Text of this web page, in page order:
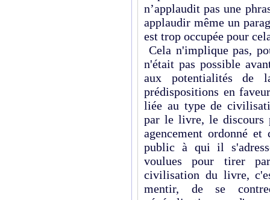
n’applaudit pas une
applaudir même un
est trop occupée pour
Cela n'implique pas,
n'était pas possible
aux potentialités de
prédispositions en
liée au type de
par le livre, le discours
agencement ordonné
public à qui il
voulues pour tirer
civilisation du livre,
mentir, de se